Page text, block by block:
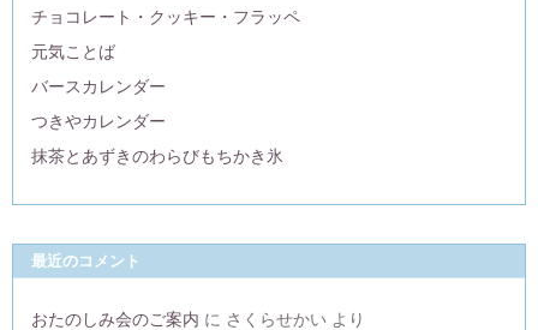
チョコレート・クッキー・フラッペ
元気ことば
バースカレンダー
つきやカレンダー
抹茶とあずきのわらびもちかき氷
最近のコメント
おたのしみ会のご案内 に さくらせかい より